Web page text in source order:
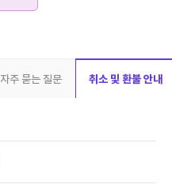
자주 묻는 질문 취소 및 환불 안내